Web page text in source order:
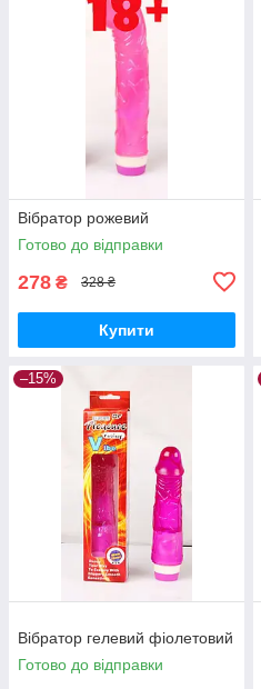
Вібратор рожевий
Готово до відправки
278 ₴ 328 ₴
Купити
–15%
Вібратор гелевий фіолетовий
Готово до відправки